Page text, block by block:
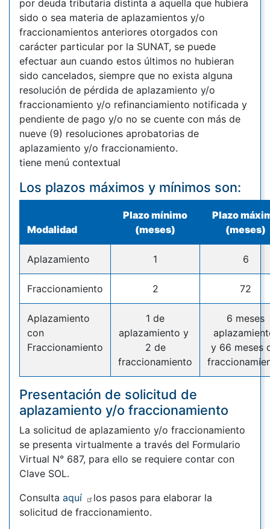
por deuda tributaria distinta a aquella que hubiera
sido o sea materia de aplazamientos y/o
fraccionamientos anteriores otorgados con
carácter particular por la SUNAT, se puede
efectuar aun cuando estos últimos no hubieran
sido cancelados, siempre que no exista alguna
resolución de pérdida de aplazamiento y/o
fraccionamiento y/o refinanciamiento notificada y
pendiente de pago y/o no se cuente con más de
nueve (9) resoluciones aprobatorias de
aplazamiento y/o fraccionamiento.
tiene menú contextual
Los plazos máximos y mínimos son:
Modalidad
Plazo mínimo
(meses)
Plazo
(meses)
Aplazamiento 1 6
Fraccionamiento 2 72
Aplazamiento
con
Fraccionamiento
1 de
aplazamiento y
2 de
fraccionamiento
6 meses
y 66 meses
Presentación de solicitud de
aplazamiento y/o fraccionamiento
La solicitud de aplazamiento y/o fraccionamiento
se presenta virtualmente a través del Formulario
Virtual N° 687, para ello se requiere contar con
Clave SOL.
Consulta aquí
los pasos para elaborar la
solicitud de fraccionamiento.